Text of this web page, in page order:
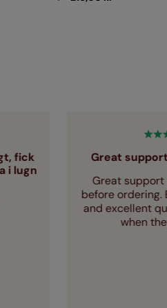
fick
i lugn
Great
Great support
before ordering.
and excellent
when